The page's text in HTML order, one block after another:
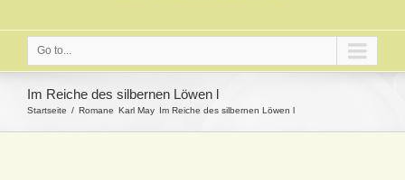
Go to...
Im Reiche des silbernen Löwen l
Startseite Romane Karl May Im Reiche des silbernen Löwen l